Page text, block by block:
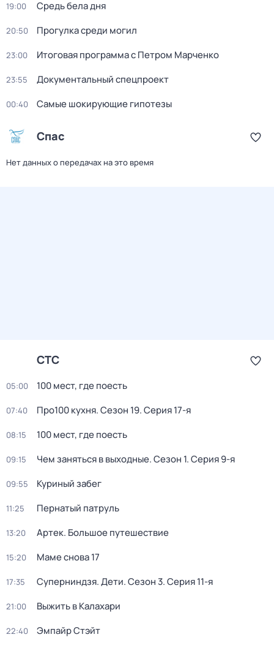
19:00 Средь бела дня
20:50 Прогулка среди могил
23:00 Итоговая программа с Петром Марченко
23:55 Документальный спецпроект
00:40 Самые шoкиpующие гипотезы
Спас
Нет данных о передачах на это время
СТС
05:00 100 мест, где поесть
07:40 Про100 кухня. Сезон 19. Серия 17-я
08:15 100 мест, где поесть
09:15 Чем заняться в выходные. Сезон 1. Серия 9-я
09:55 Куриный забег
11:25 Пернатый патруль
13:20 Артек. Большое путешествие
15:20 Маме снова 17
17:35 Суперниндзя. Дети. Сезон 3. Серия 11-я
21:00 Выжить в Калахари
22:40 Эмпайр Стэйт